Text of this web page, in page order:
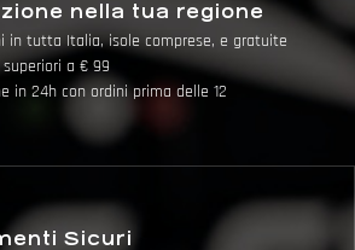
nella tua regione
in tutta Italia, isole comprese, e gratuite
a € 99
in 24h con ordini prima delle 12
Sicuri